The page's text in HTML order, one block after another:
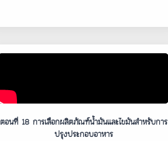
ตอนที่ 18 การเลือกผลิตภัณฑ์น้ำมันและไขมันสำหรับการ
ปรุงประกอบอาหาร